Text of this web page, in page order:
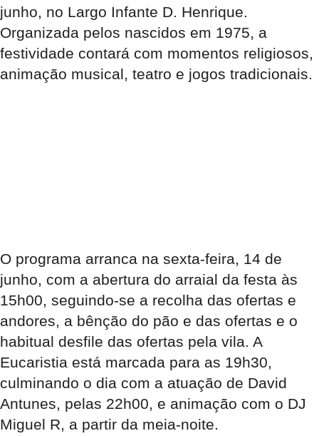
junho, no Largo Infante D. Henrique.
Organizada pelos nascidos em 1975, a
festividade contará com momentos religiosos,
animação musical, teatro e jogos tradicionais.
O programa arranca na sexta-feira, 14 de
junho, com a abertura do arraial da festa às
15h00, seguindo-se a recolha das ofertas e
andores, a bênção do pão e das ofertas e o
habitual desfile das ofertas pela vila. A
Eucaristia está marcada para as 19h30,
culminando o dia com a atuação de David
Antunes, pelas 22h00, e animação com o DJ
Miguel R, a partir da meia-noite.